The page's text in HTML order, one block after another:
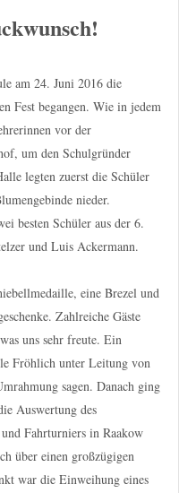
am 24. Juni 2016 die
Fest begangen. Wie in jedem
vor der
um den Schulgründer
legten zuerst die Schüler
nieder.
besten Schüler aus der 6.
und Luis Ackermann.
eine Brezel und
Zahlreiche Gäste
uns sehr freute. Ein
Fröhlich unter Leitung von
sagen. Danach ging
Auswertung des
Fahrturniers in Raakow
über einen großzügigen
war die Einweihung eines